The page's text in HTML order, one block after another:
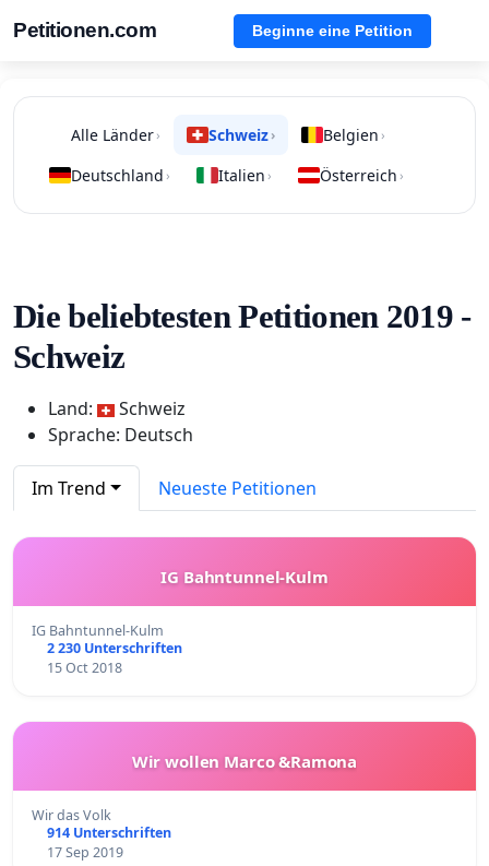
Petitionen.com Beginne eine Petition
Alle Länder› Schweiz› Belgien ›
Deutschland › Italien › Österreich ›
Die beliebtesten Petitionen 2019 -
Schweiz
Land:
Schweiz
Sprache: Deutsch
Im Trend Neueste Petitionen
IG Bahntunnel-Kulm
IG Bahntunnel-Kulm
2 230 Unterschriften
15 Oct 2018
Wir wollen Marco &Ramona
Wir das Volk
914 Unterschriften
17 Sep 2019